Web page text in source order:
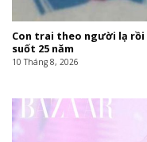
Con trai theo người lạ
suốt 25 năm
10 Tháng 8, 2026